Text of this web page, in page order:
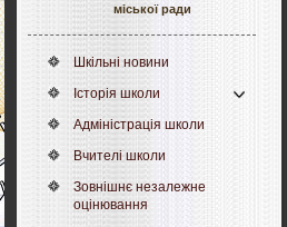
міської ради
Шкільні новини
Історія школи
Адміністрація школи
Вчителі школи
Зовнішнє незалежне
оцінювання